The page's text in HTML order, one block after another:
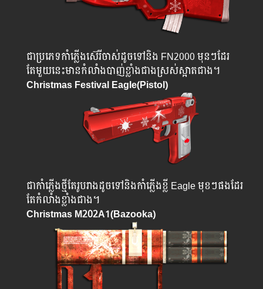
ជាប្រភេទកាំភ្លើងស៊េរីចាស់ដូចទៅនិង FN2000 មុនៗដែរ
តែមួយនេះមានកំលាំងបាញ់ខ្លាំងជាងស្រស់ស្អាតជាង។
Christmas Festival Eagle(Pistol)
ជាកាំភ្លើងថ្មីតែរូបរាងដូចទៅនិងកាំភ្លើងខ្លី Eagle​ មុខៗផងដែរ
តែកំលាំងខ្លាំងជាង។
Christmas M202A1(Bazooka)